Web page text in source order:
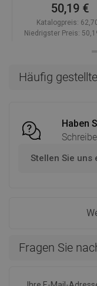
Häufig
Haben
Stellen Sie uns
Fragen Sie
50,19 €
Katalogpreis:
Niedrigster Preis: